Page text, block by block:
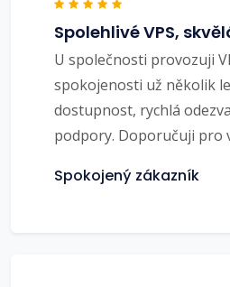
Spolehlivé VPS,
U společnosti provozuji
spokojenosti už několik
dostupnost, rychlá
podpory. Doporučuji pro
Spokojený zákazník